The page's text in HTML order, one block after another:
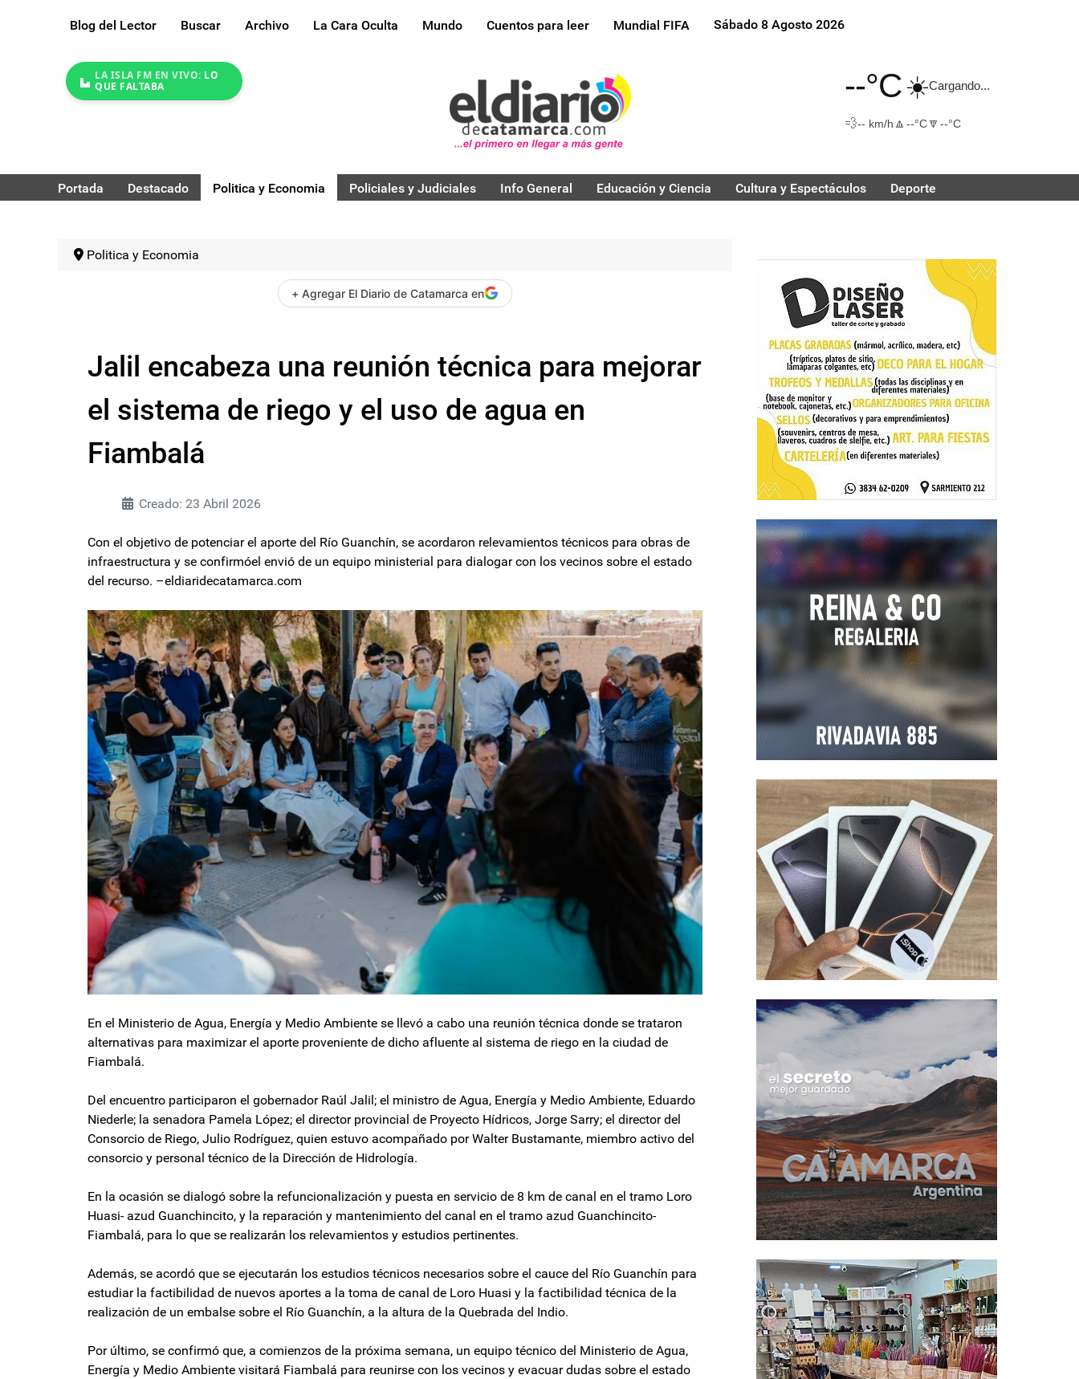
Blog del Lector Buscar Archivo La Cara Oculta Mundo Cuentos para leer Mundial FIFA Sábado 8 Agosto 2026
LA ISLA FM EN VIVO: LO
QUE FALTABA
--°C☀️Cargando...
💨-- km/h 🔼 --°C🔽 --°C
Portada Destacado Politica y Economia Policiales y Judiciales Info General Educación y Ciencia Cultura y Espectáculos Deporte
Politica y Economia
+ Agregar El Diario de Catamarca en
Jalil encabeza una reunión técnica para mejorar
el sistema de riego y el uso de agua en
Fiambalá
Creado: 23 Abril 2026
Con el objetivo de potenciar el aporte del Río Guanchín, se acordaron relevamientos técnicos para obras de
infraestructura y se confirmóel envió de un equipo ministerial para dialogar con los vecinos sobre el estado
del recurso. –eldiaridecatamarca.com
En el Ministerio de Agua, Energía y Medio Ambiente se llevó a cabo una reunión técnica donde se trataron
alternativas para maximizar el aporte proveniente de dicho afluente al sistema de riego en la ciudad de
Fiambalá.
Del encuentro participaron el gobernador Raúl Jalil; el ministro de Agua, Energía y Medio Ambiente, Eduardo
Niederle; la senadora Pamela López; el director provincial de Proyecto Hídricos, Jorge Sarry; el director del
Consorcio de Riego, Julio Rodríguez, quien estuvo acompañado por Walter Bustamante, miembro activo del
consorcio y personal técnico de la Dirección de Hidrología.
En la ocasión se dialogó sobre la refuncionalización y puesta en servicio de 8 km de canal en el tramo Loro
Huasi- azud Guanchincito, y la reparación y mantenimiento del canal en el tramo azud Guanchincito-
Fiambalá, para lo que se realizarán los relevamientos y estudios pertinentes.
Además, se acordó que se ejecutarán los estudios técnicos necesarios sobre el cauce del Río Guanchín para
estudiar la factibilidad de nuevos aportes a la toma de canal de Loro Huasi y la factibilidad técnica de la
realización de un embalse sobre el Río Guanchín, a la altura de la Quebrada del Indio.
Por último, se confirmó que, a comienzos de la próxima semana, un equipo técnico del Ministerio de Agua,
Energía y Medio Ambiente visitará Fiambalá para reunirse con los vecinos y evacuar dudas sobre el estado